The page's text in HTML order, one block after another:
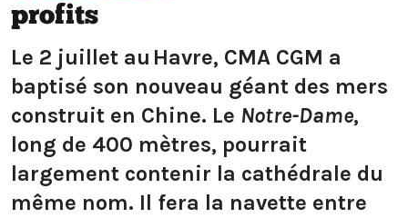
profits
Le 2 juillet au Havre, CMA CGM a
baptisé son nouveau géant des mers
construit en Chine. Le Notre-Dame,
long de 400 mètres, pourrait
largement contenir la cathédrale du
même nom. Il fera la navette entre